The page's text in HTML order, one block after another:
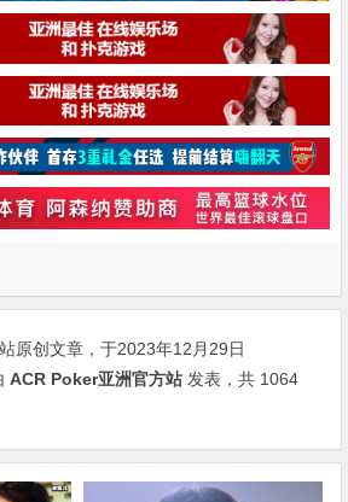
原创文章，于2023年12月29日
ACR Poker亚洲官方站 发表，共 1064